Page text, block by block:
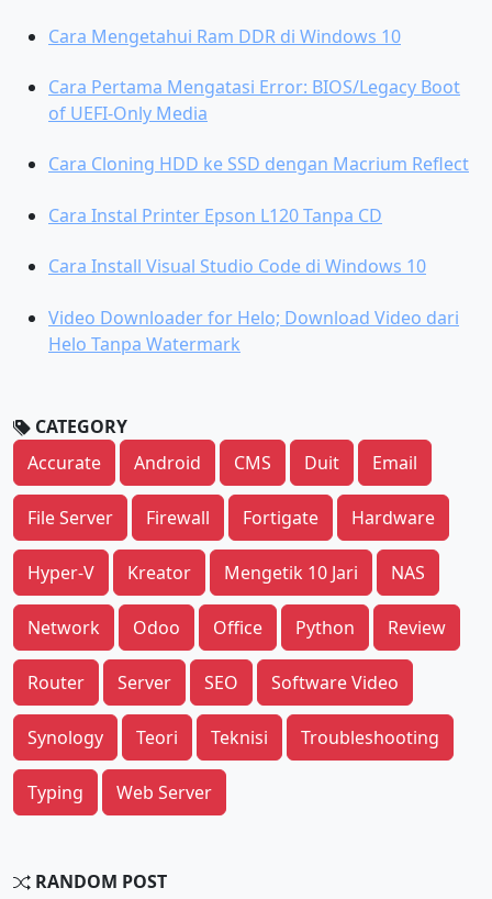
Cara Mengetahui Ram DDR di Windows 10
Cara Pertama Mengatasi Error: BIOS/Legacy Boot
of UEFI-Only Media
Cara Cloning HDD ke SSD dengan Macrium Reflect
Cara Instal Printer Epson L120 Tanpa CD
Cara Install Visual Studio Code di Windows 10
Video Downloader for Helo; Download Video dari
Helo Tanpa Watermark
CATEGORY
Accurate
Android CMS Duit Email
File Server Firewall Fortigate Hardware
Hyper-V Kreator Mengetik 10 Jari NAS
Network Odoo Office Python Review
Router Server SEO Software Video
Synology Teori Teknisi Troubleshooting
Typing Web Server
RANDOM POST